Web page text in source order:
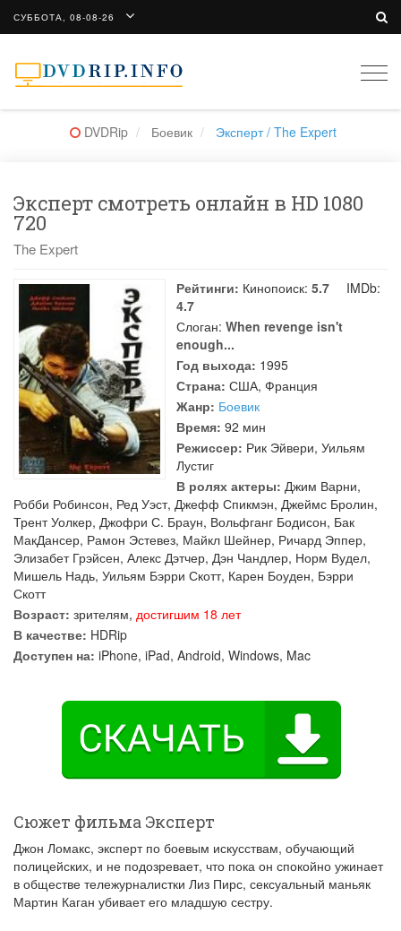
СУББОТА, 08-08-26
DVDRip Боевик Эксперт / The Expert
Эксперт смотреть онлайн в HD 1080
720
The Expert
Рейтинги: Кинопоиск: 5.7
IMDb:
4.7
Слоган: When revenge isn't
enough...
Год выхода: 1995
Страна: США, Франция
Жанр: Боевик
Время: 92 мин
Режиссер: Рик Эйвери, Уильям
Лустиг
В ролях актеры: Джим Варни,
Робби Робинсон, Ред Уэст, Джефф Спикмэн, Джеймс Бролин,
Трент Уолкер, Джофри С. Браун, Вольфганг Бодисон, Бак
МакДансер, Рамон Эстевез, Майкл Шейнер, Ричард Эппер,
Элизабет Грэйсен, Алекс Дэтчер, Дэн Чандлер, Норм Вудел,
Мишель Надь, Уильям Бэрри Скотт, Карен Боуден, Бэрри
Скотт
Возраст: зрителям, достигшим 18 лет
В качестве: HDRip
Доступен на: iPhone, iPad, Android, Windows, Mac
Сюжет фильма Эксперт
Джон Ломакс, эксперт по боевым искусствам, обучающий
полицейских, и не подозревает, что пока он спокойно ужинает
в обществе тележурналистки Лиз Пирс, сексуальный маньяк
Мартин Каган убивает его младшую сестру.